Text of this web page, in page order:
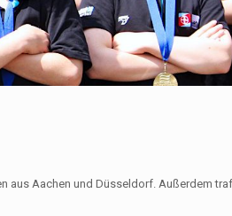
aus Aachen und Düsseldorf. Außerdem